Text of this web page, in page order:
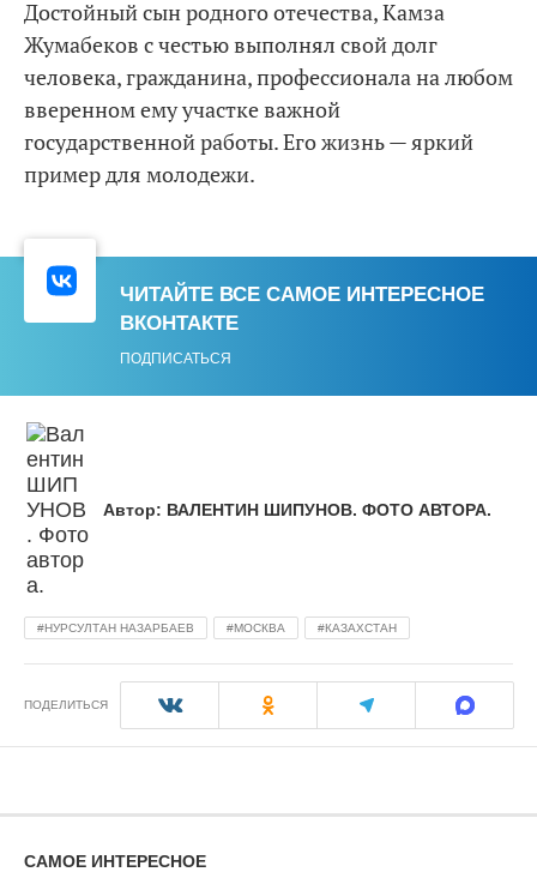
Достойный сын родного отечества, Камза
Жумабеков с честью выполнял свой долг
человека, гражданина, профессионала на любом
вверенном ему участке важной
государственной работы. Его жизнь — яркий
пример для молодежи.
ЧИТАЙТЕ ВСЕ САМОЕ ИНТЕРЕСНОЕ
ВКОНТАКТЕ
ПОДПИСАТЬСЯ
Автор: ВАЛЕНТИН ШИПУНОВ. ФОТО АВТОРА.
НУРСУЛТАН НАЗАРБАЕВ МОСКВА КАЗАХСТАН
ПОДЕЛИТЬСЯ
САМОЕ ИНТЕРЕСНОЕ